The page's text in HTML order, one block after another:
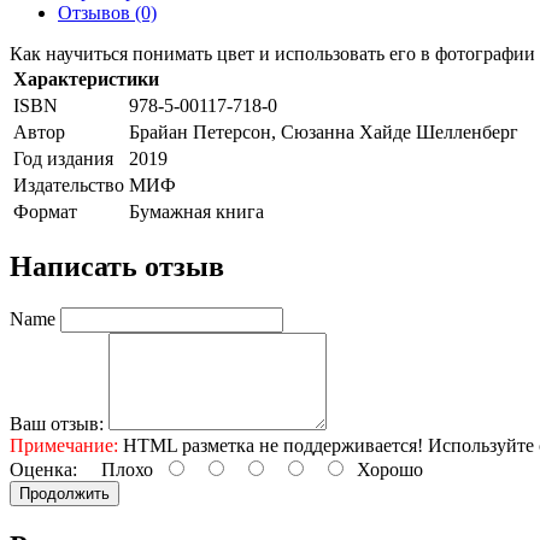
Отзывов (0)
Как научиться понимать цвет и использовать его в фотографии
Характеристики
ISBN
978-5-00117-718-0
Автор
Брайан Петерсон, Сюзанна Хайде Шелленберг
Год издания
2019
Издательство МИФ
Формат
Бумажная книга
Написать отзыв
Name
Ваш отзыв:
Примечание: HTML разметка не поддерживается!
Оценка: Плохо Хорошо
Продолжить